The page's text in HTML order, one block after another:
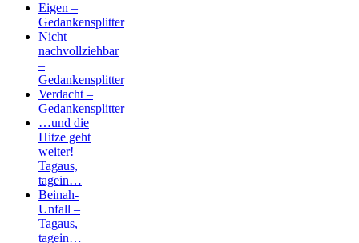
Eigen –
Gedankensplitter
Nicht
nachvollziehbar
–
Gedankensplitter
Verdacht –
Gedankensplitter
…und die
Hitze geht
weiter! –
Tagaus,
tagein…
Beinah-
Unfall –
Tagaus,
tagein…